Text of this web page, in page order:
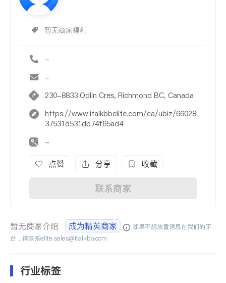
暂无商家福利
-
-
230-8833 Odlin Cres, Richmond BC, Canada
https://www.italkbbelite.com/ca/ubiz/66028
37531d531db74f65ad4
-
点赞 分享 收藏
联系商家
暂无商家介绍 成为精英商家
如果不想放置信息在我们的平
台，请联系elite.sales@italkbb.com
行业标签